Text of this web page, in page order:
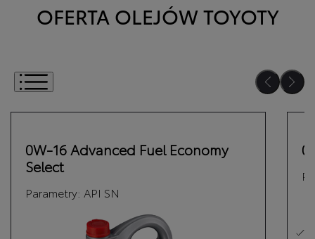
OFERTA OLEJÓW TOYOTY
Wybierz jeden lub kilka olejów
0W-16 Advanced Fuel Economy
Select
Parametry: API SN